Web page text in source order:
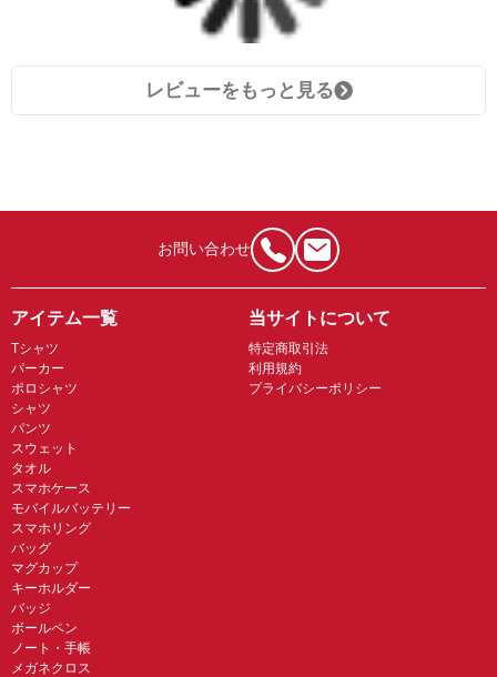
レビューをもっと見る
お問い合わせ
アイテム一覧
Tシャツ
パーカー
ポロシャツ
シャツ
パンツ
スウェット
タオル
スマホケース
モバイルバッテリー
スマホリング
バッグ
マグカップ
キーホルダー
バッジ
ボールペン
ノート・手帳
メガネクロス
当サイトについて
特定商取引法
利用規約
プライバシーポリシー